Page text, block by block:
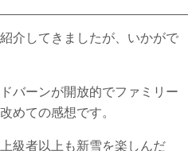
介してきましたが、いかがで
バーンが開放的でファミリー
めての感想です。
級者以上も新雪を楽しんだ